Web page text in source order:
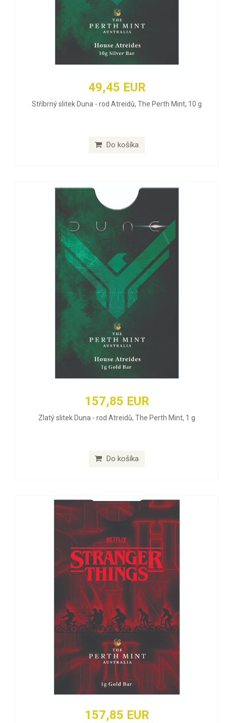
49,45 EUR
Stříbrný slitek Duna - rod Atreidů, The Perth Mint, 10 g
Do košíka
157,85 EUR
Zlatý slitek Duna - rod Atreidů, The Perth Mint, 1 g
Do košíka
157,85 EUR